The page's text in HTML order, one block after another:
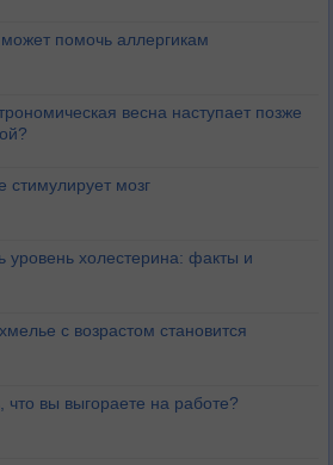
помочь аллергикам
весна наступает позже
стимулирует мозг
уровень холестерина: факты и
с возрастом становится
что вы выгораете на работе?